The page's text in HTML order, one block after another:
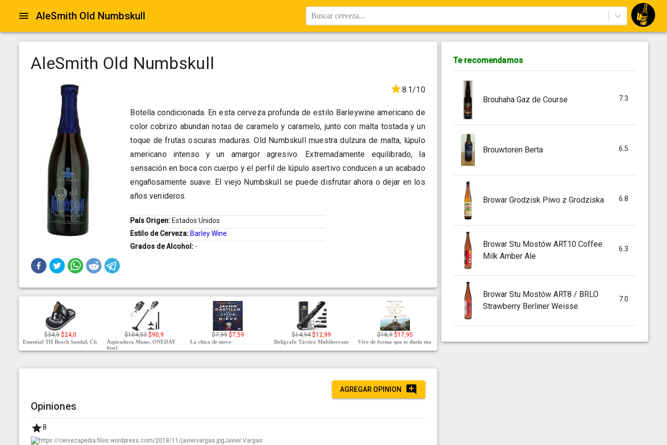
AleSmith Old Numbskull Buscar cerveza...
AleSmith Old Numbskull
8.1/10
Botella condicionada. En esta cerveza profunda de estilo Barleywine americano de
color cobrizo abundan notas de caramelo y caramelo, junto con malta tostada y un
toque de frutas oscuras maduras. Old Numbskull muestra dulzura de malta, lúpulo
americano intenso y un amargor agresivo. Extremadamente equilibrado, la
sensación en boca con cuerpo y el perfil de lúpulo asertivo conducen a un acabado
engañosamente suave. El viejo Numbskull se puede disfrutar ahora o dejar en los
años venideros.
País Origen: Estados Unidos
Estilo de Cerveza: Barley Wine
Grados de Alcohol: -
$34,9 $24,0
Essential TH Beach Sandal, Ch
$104,53 $90,9
Aspiradora Mano, ONEDAY
6en1
$7,99 $7,59
La chica de nieve
$14,94 $12,99
Bolígrafo Táctico Multiherram
$18,9 $17,95
Vive de forma que te duela ma
AGREGAR OPINION
Opiniones
8
Javier Vargas
Te recomendamos
Brouhaha Gaz de Course 7.3
Brouwtoren Berta 6.5
Browar Grodzisk Piwo z Grodziska 6.8
Browar Stu Mostów ART10 Coffee
Milk Amber Ale
6.3
Browar Stu Mostów ART8 / BRLO
Strawberry Berliner Weisse
7.0